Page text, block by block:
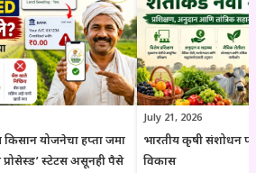
जाते. कोणत्याही सरकारी योजनेसाठी अर्ज करण्यापूर्वी
अधिकृत संकेतस्थळावरील माहिती, नियम आणि अटींची
सल्ला दिला जातो.
किसान योजनेचा हप्ता जमा
स्टेटस असूनही पैसे
July 21, 2026
भारतीय कृषी संशोधन
विकास